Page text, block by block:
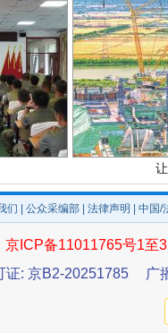
们 公众采编部 法律声明 | 中国
京ICP备11011765号1至
证: 京B2-20251785
广